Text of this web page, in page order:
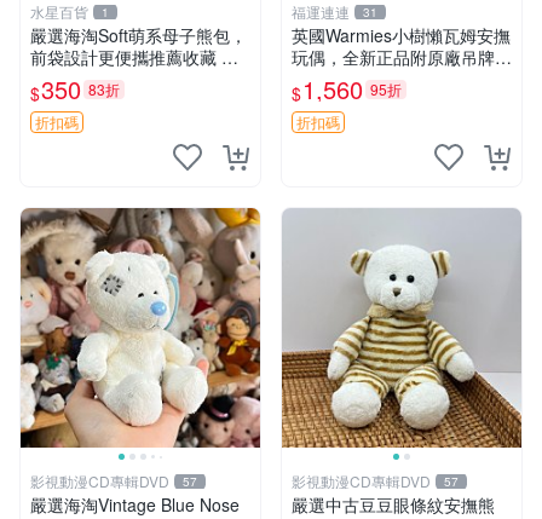
水星百貨 1
嚴選海淘Soft萌系母子熊包，
前袋設計更便攜推薦收藏 母
子熊 軟綿綿 包包
$350 83折
折扣碼
福運連連 31
英國Warmies小樹懶瓦姆安撫
玩偶，全新正品附原廠吊牌與
防塵袋，內藏薰衣草可加熱，
適合各個年齡層，冷暖兩用享
受抱抱樂趣，不容錯過嚴選好
$1,560 95折
折扣碼
影視動漫CD專輯DVD 57
嚴選海淘Vintage Blue Nose
影視動漫CD專輯DVD 57
嚴選中古豆豆眼條紋安撫熊